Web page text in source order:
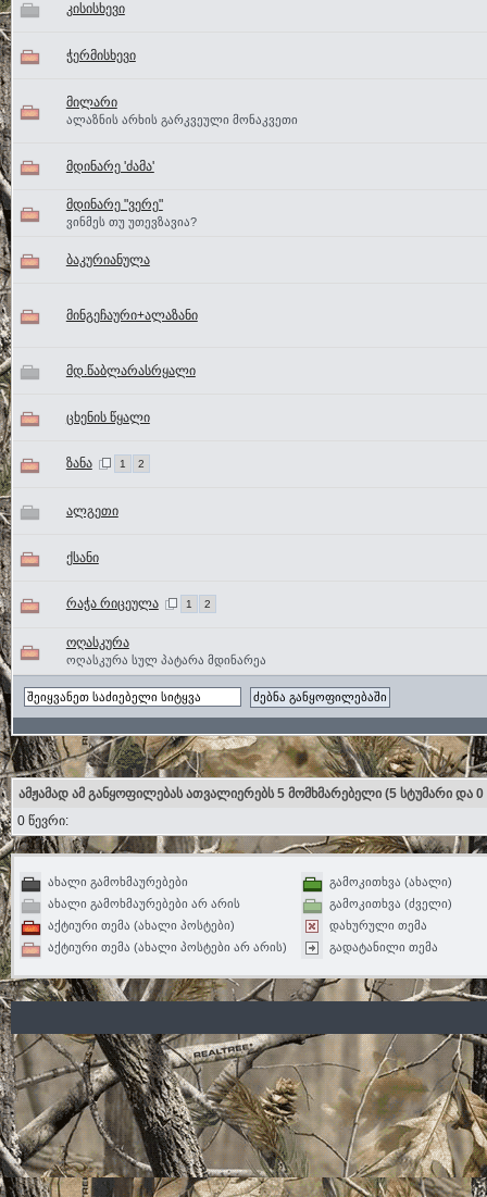
კისისხევი
ჭერმისხევი
მილარი
ალაზნის არხის გარკვეული მონაკვეთი
მდინარე 'ძამა'
მდინარე "ვერე"
ვინმეს თუ უთევზავია?
ბაკურიანულა
მინგეჩაური+ალაზანი
მდ.წაბლარასრყალი
ცხენის წყალი
ზანა 1 2
ალგეთი
ქსანი
რაჭა რიცეულა 1 2
ოღასკურა
ოღასკურა სულ პატარა მდინარეა
ამჟამად ამ განყოფილებას ათვალიერებს 5 მომხმარებელი (5 სტუმარი და 0
0 წევრი:
ახალი გამოხმაურებები
ახალი გამოხმაურებები არ არის
აქტიური თემა (ახალი პოსტები)
აქტიური თემა (ახალი პოსტები არ არის)
გამოკითხვა (ახალი)
გამოკითხვა (ძველი)
დახურული თემა
გადატანილი თემა